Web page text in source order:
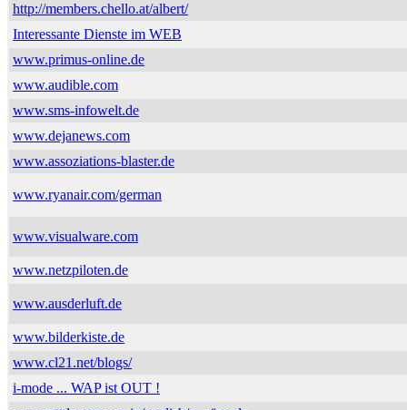
http://members.chello.at/albert/
Interessante Dienste im WEB
www.primus-online.de
www.audible.com
www.sms-infowelt.de
www.dejanews.com
www.assoziations-blaster.de
www.ryanair.com/german
www.visualware.com
www.netzpiloten.de
www.ausderluft.de
www.bilderkiste.de
www.cl21.net/blogs/
i-mode ... WAP ist OUT !